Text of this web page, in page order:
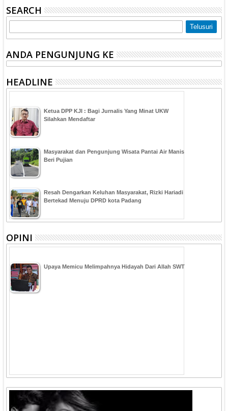
SEARCH
ANDA PENGUNJUNG KE
HEADLINE
Ketua DPP KJI : Bagi Jurnalis Yang Minat UKW
Silahkan Mendaftar
Masyarakat dan Pengunjung Wisata Pantai Air Manis
Beri Pujian
Resah Dengarkan Keluhan Masyarakat, Rizki Hariadi
Bertekad Menuju DPRD kota Padang
OPINI
Upaya Memicu Melimpahnya Hidayah Dari Allah SWT